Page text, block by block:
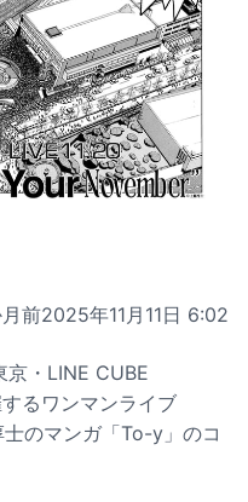
前2025年11月11日 6:02
・LINE CUBE
るワンマンライブ
のマンガ「To-y」のコ